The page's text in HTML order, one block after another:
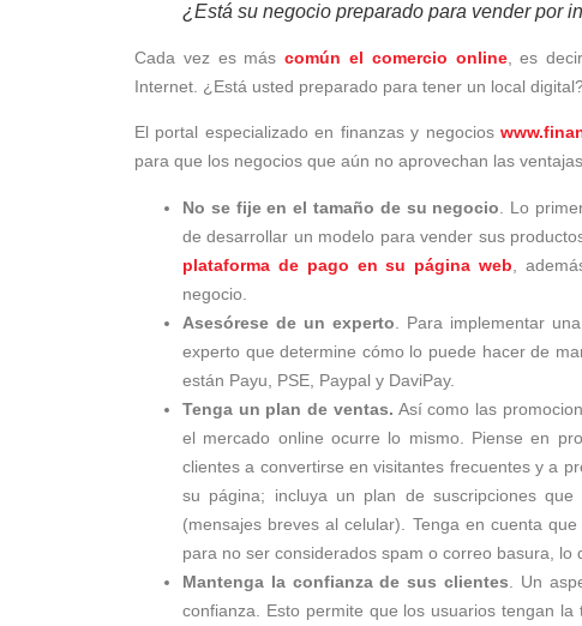
¿Está su negocio preparado para vender por
Cada vez es máscomún el comercio online, es
Internet. ¿Está usted preparado para tener un local
El portal especializado en finanzas y negocios
para que los negocios que aún no aprovechan las
No se fije en el tamaño de su negocio . Lo
de desarrollar un modelo para vender sus
plataforma de pago en su página web ,
negocio.
Asesórese de un experto . Para implementar
experto que determine cómo lo puede hacer de
están Payu, PSE, Paypal y DaviPay.
Tenga un plan de ventas. Así como las
el mercado online ocurre lo mismo. Piense en
clientes a convertirse en visitantes frecuentes y a
su página; incluya un plan de suscripciones
(mensajes breves al celular). Tenga en cuenta
para no ser considerados spam o correo basura, lo
Mantenga la confianza de sus clientes . Un
confianza. Esto permite que los usuarios tengan